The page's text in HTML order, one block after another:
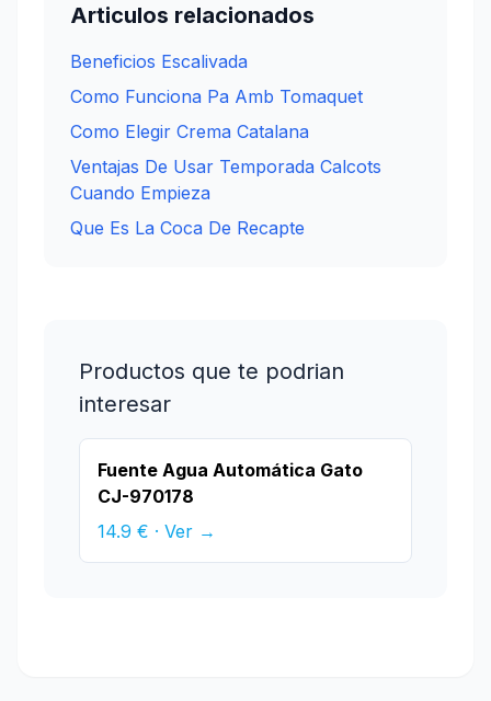
Articulos relacionados
Beneficios Escalivada
Como Funciona Pa Amb Tomaquet
Como Elegir Crema Catalana
Ventajas De Usar Temporada Calcots
Cuando Empieza
Que Es La Coca De Recapte
Productos que te podrian
interesar
Fuente Agua Automática Gato
CJ-970178
14.9 € · Ver →